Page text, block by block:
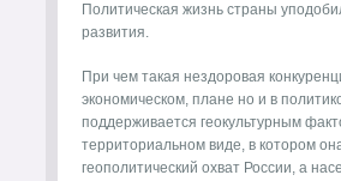
Политическая жизнь страны
развития.
При чем такая нездоровая
экономическом, плане но и в
поддерживается геокультурным
территориальном виде, в котором
геополитический охват России, а